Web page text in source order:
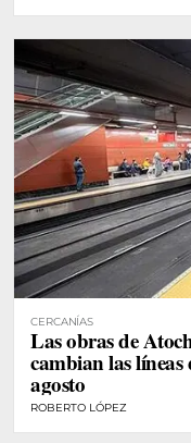
CERCANÍAS
Las obras de
cambian las
agosto
ROBERTO LÓPEZ